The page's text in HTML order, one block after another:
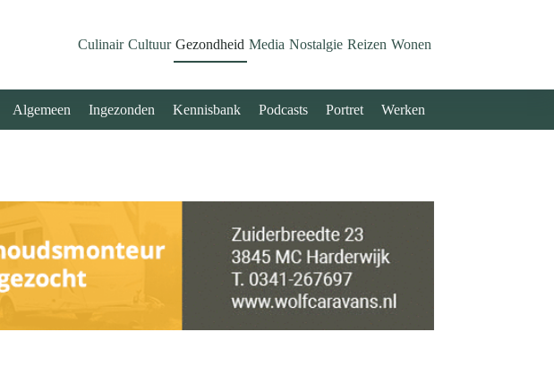
Culinair Cultuur Gezondheid Media Nostalgie Reizen Wonen
Algemeen Ingezonden Kennisbank Podcasts Portret Werken